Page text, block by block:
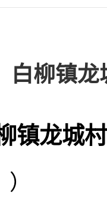
白柳镇
镇龙城
）